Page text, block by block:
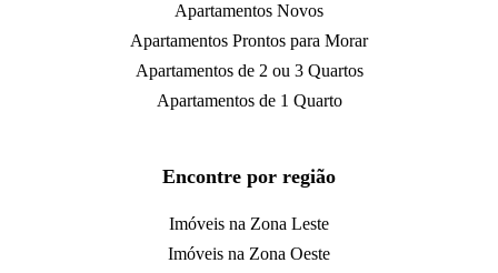
Apartamentos Novos
Apartamentos Prontos para Morar
Apartamentos de 2 ou 3 Quartos
Apartamentos de 1 Quarto
Encontre por região
Imóveis na Zona Leste
Imóveis na Zona Oeste